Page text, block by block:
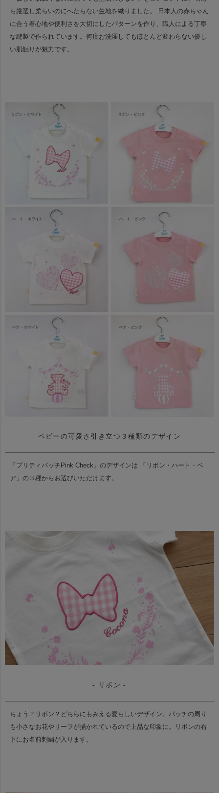
ら厳選し柔らいのにへたらない生地を織りました。
日本人の赤ちゃん
に合う着心地や便利さを大切にしたパターンを作り、職人による丁寧
な縫製で作られています。 何度お洗濯してもほとんど変わらない優し
い肌触りが魅力です。
ベビーの可愛さ引き立つ３種類のデザイン
「プリティパッチPink Check」のデザインは 「リボン・ハート・ベ
ア」の３種からお選びいただけます。
- リボン -
ちょう？リボン？どちらにもみえる愛らしいデザイン。 パッチの周り
も小さなお花やリーフが描かれているので上品な印象に。
リボンの右
下にお名前刺繍が入ります。